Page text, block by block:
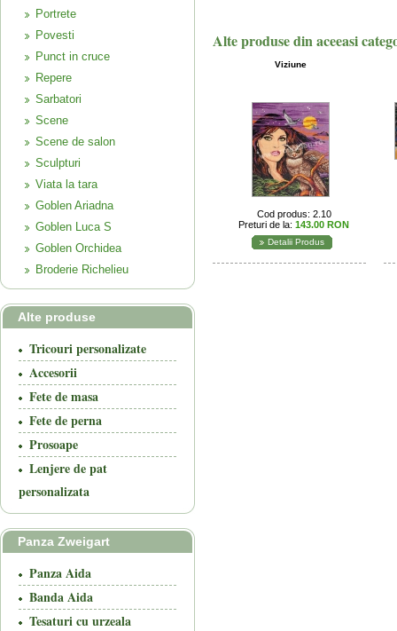
Portrete
Povesti
Punct in cruce
Repere
Sarbatori
Scene
Scene de salon
Sculpturi
Viata la tara
Goblen Ariadna
Goblen Luca S
Goblen Orchidea
Broderie Richelieu
Alte produse
Tricouri personalizate
Accesorii
Fete de masa
Fete de perna
Prosoape
Lenjere de pat
personalizata
Panza Zweigart
Panza Aida
Banda Aida
Tesaturi cu urzeala
Alte produse din aceeasi
Viziune
Cod produs: 2.10
Preturi de la: 143.00 RON
Detalii Produs